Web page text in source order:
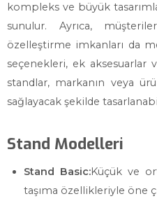
kompleks ve büyük
sunulur. Ayrıca,
özelleştirme imkanları da
seçenekleri, ek aksesuarlar
standlar, markanın veya
sağlayacak şekilde
Stand Modelleri
Stand Basic:Küçük ve
taşıma özellikleriyle öne